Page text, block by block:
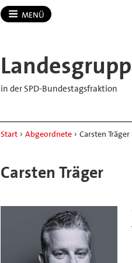
MENÜ
in der SPD-Bundestagsfraktion
Start › Abgeordnete › Carsten Träger
Carsten Träger